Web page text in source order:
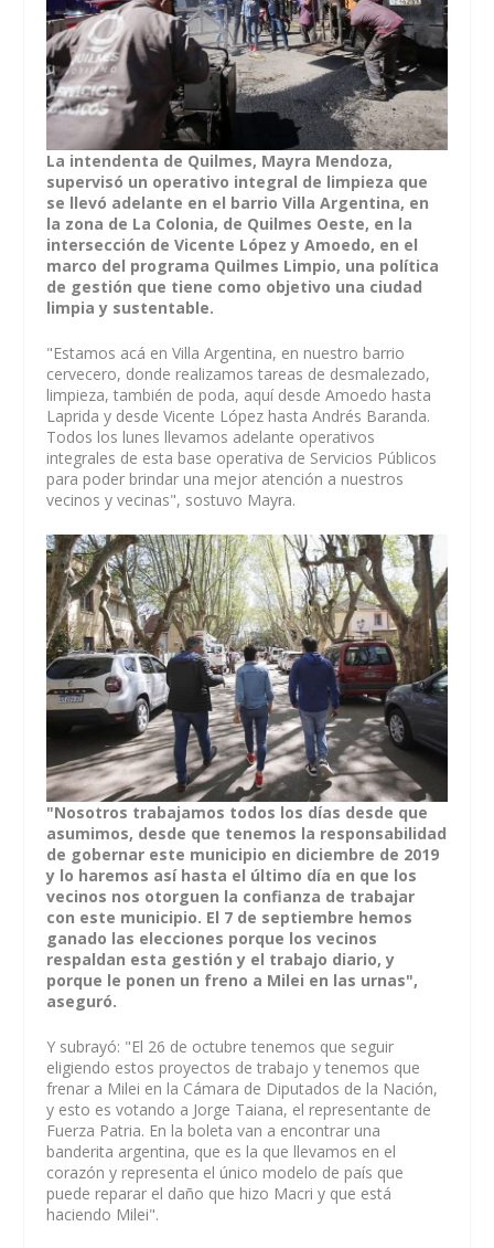
La intendenta de Quilmes, Mayra Mendoza,
supervisó un operativo integral de limpieza que
se llevó adelante en el barrio Villa Argentina, en
la zona de La Colonia, de Quilmes Oeste, en la
intersección de Vicente López y Amoedo, en el
marco del programa Quilmes Limpio, una política
de gestión que tiene como objetivo una ciudad
limpia y sustentable.
"Estamos acá en Villa Argentina, en nuestro barrio
cervecero, donde realizamos tareas de desmalezado,
limpieza, también de poda, aquí desde Amoedo hasta
Laprida y desde Vicente López hasta Andrés Baranda.
Todos los lunes llevamos adelante operativos
integrales de esta base operativa de Servicios Públicos
para poder brindar una mejor atención a nuestros
vecinos y vecinas", sostuvo Mayra.
"Nosotros trabajamos todos los días desde que
asumimos, desde que tenemos la responsabilidad
de gobernar este municipio en diciembre de 2019
y lo haremos así hasta el último día en que los
vecinos nos otorguen la confianza de trabajar
con este municipio. El 7 de septiembre hemos
ganado las elecciones porque los vecinos
respaldan esta gestión y el trabajo diario, y
porque le ponen un freno a Milei en las urnas",
aseguró.
Y subrayó: "El 26 de octubre tenemos que seguir
eligiendo estos proyectos de trabajo y tenemos que
frenar a Milei en la Cámara de Diputados de la Nación,
y esto es votando a Jorge Taiana, el representante de
Fuerza Patria. En la boleta van a encontrar una
banderita argentina, que es la que llevamos en el
corazón y representa el único modelo de país que
puede reparar el daño que hizo Macri y que está
haciendo Milei".